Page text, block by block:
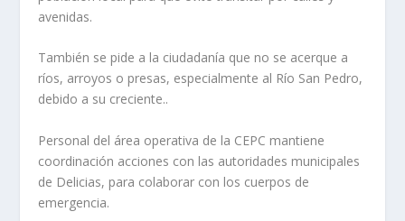
avenidas.
También se pide a la ciudadanía que no se acerque a
ríos, arroyos o presas, especialmente al Río San Pedro,
debido a su creciente..
Personal del área operativa de la CEPC mantiene
coordinación acciones con las autoridades municipales
de Delicias, para colaborar con los cuerpos de
emergencia.